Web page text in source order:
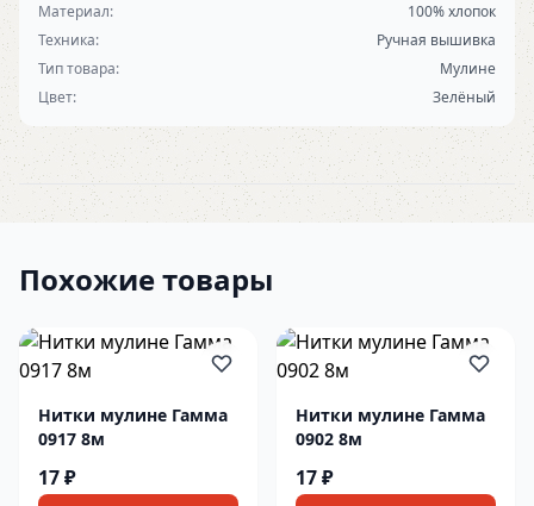
Материал:
100% хлопок
Техника:
Ручная вышивка
Тип товара:
Мулине
Цвет:
Зелёный
Похожие товары
Нитки мулине Гамма
0917 8м
17 ₽
Нитки мулине Гамма
0902 8м
17 ₽